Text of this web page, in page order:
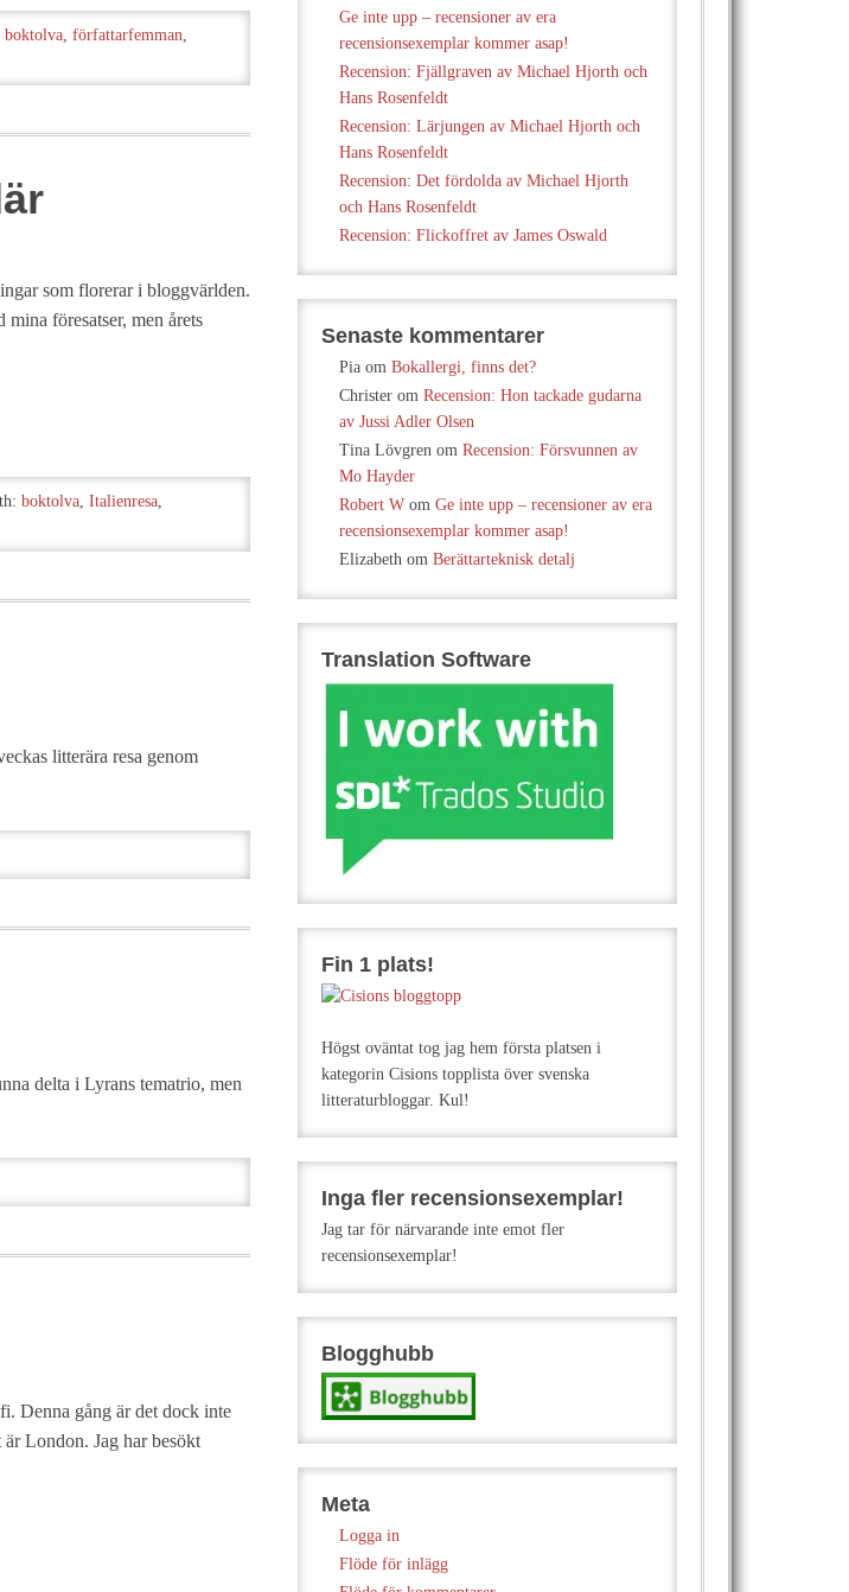
boktolva, författarfemman,
som florerar i bloggvärlden.
föresatser, men årets
boktolva, Italienresa,
litterära resa genom
delta i Lyrans tematrio, men
Denna gång är det dock inte
London. Jag har besökt
Ge inte upp – recensioner av era
recensionsexemplar kommer asap!
Recension: Fjällgraven av Michael Hjorth och
Hans Rosenfeldt
Recension: Lärjungen av Michael Hjorth och
Hans Rosenfeldt
Recension: Det fördolda av Michael Hjorth
och Hans Rosenfeldt
Recension: Flickoffret av James Oswald
Senaste kommentarer
Pia om Bokallergi, finns det?
Christer om Recension: Hon tackade gudarna
av Jussi Adler Olsen
Tina Lövgren om Recension: Försvunnen av
Mo Hayder
Robert W om Ge inte upp – recensioner av era
recensionsexemplar kommer asap!
Elizabeth om Berättarteknisk detalj
Translation Software
Fin 1 plats!
Högst oväntat tog jag hem första platsen i
kategorin Cisions topplista över svenska
litteraturbloggar. Kul!
Inga fler recensionsexemplar!
Jag tar för närvarande inte emot fler
recensionsexemplar!
Blogghubb
Meta
Logga in
Flöde för inlägg